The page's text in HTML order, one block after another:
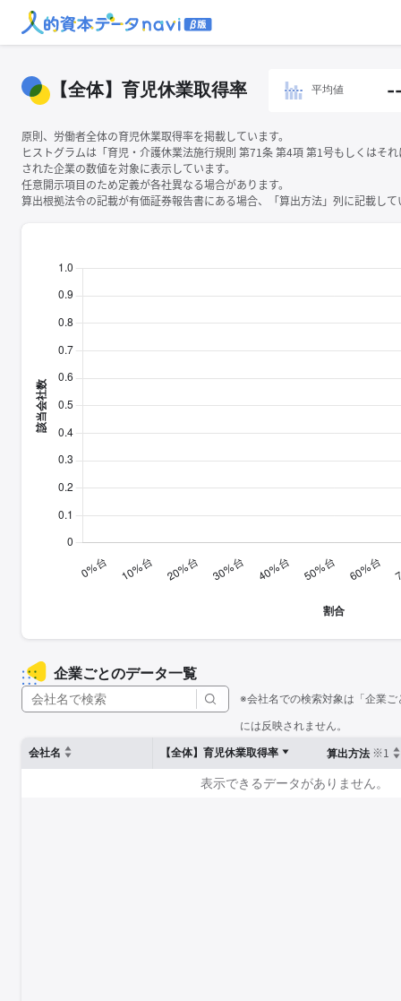
【全体】育児休業取得率 平均値
原則、労働者全体の育児休業取得率を掲載しています。
ヒストグラムは「育児・介護休業法施行規則 第71条 第4項 第1号もしくはそ
された企業の数値を対象に表示しています。
任意開示項目のため定義が各社異なる場合があります。
算出根拠法令の記載が有価証券報告書にある場合、「算出方法」列に記載し
企業ごとのデータ一覧
※会社名での検索対象は「企業
には反映されません。
会社名
【全体】育児休業取得率 算出方法 ※1
表示できるデータがありません。